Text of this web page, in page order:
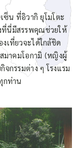
ซ็น ที่อิวากิ ยุโมโตะ
ที่นี่มีสรรพคุณช่วยให้
เที่ยวจะได้ใกล้ชิด
มาคมโอกามิ (หญิงผู้
กรรมต่าง ๆ โรงแรม
กท่าน